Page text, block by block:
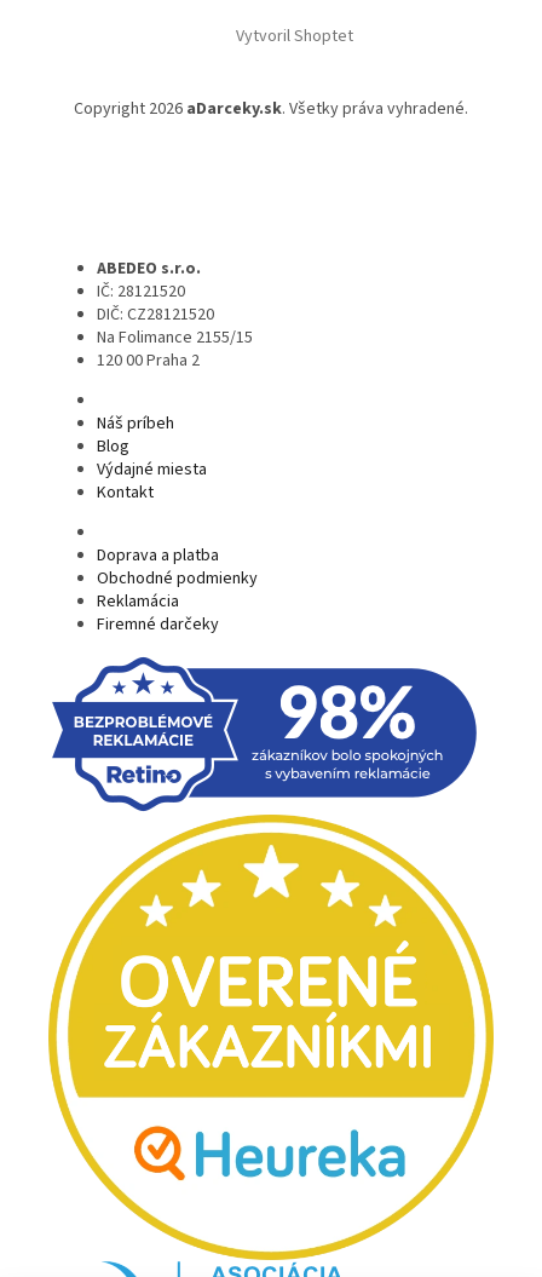
Vytvoril Shoptet
Copyright 2026 aDarceky.sk. Všetky práva vyhradené.
ABEDEO s.r.o.
IČ: 28121520
DIČ: CZ28121520
Na Folimance 2155/15
120 00 Praha 2
Náš príbeh
Blog
Výdajné miesta
Kontakt
Doprava a platba
Obchodné podmienky
Reklamácia
Firemné darčeky